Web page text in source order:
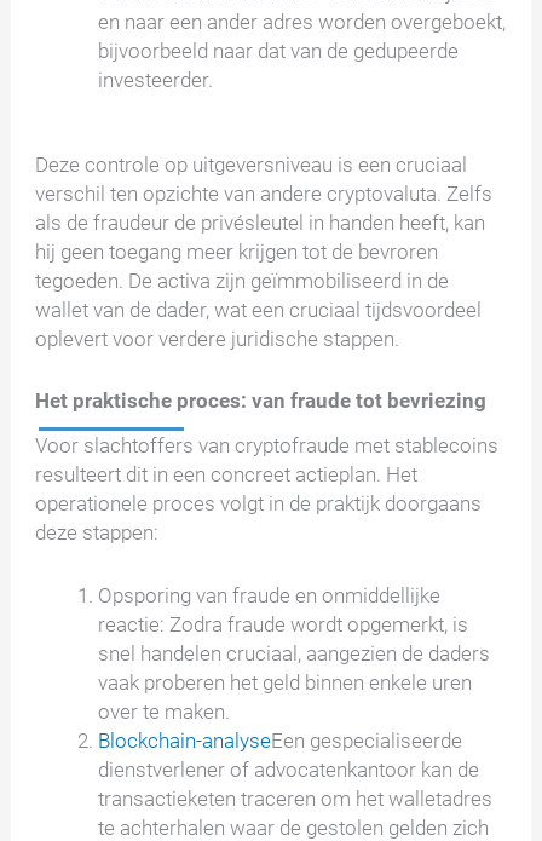
en naar een ander adres worden overgeboekt,
bijvoorbeeld naar dat van de gedupeerde
investeerder.
Deze controle op uitgeversniveau is een cruciaal
verschil ten opzichte van andere cryptovaluta. Zelfs
als de fraudeur de privésleutel in handen heeft, kan
hij geen toegang meer krijgen tot de bevroren
tegoeden. De activa zijn geïmmobiliseerd in de
wallet van de dader, wat een cruciaal tijdsvoordeel
oplevert voor verdere juridische stappen.
Het praktische proces: van fraude tot bevriezing
Voor slachtoffers van cryptofraude met stablecoins
resulteert dit in een concreet actieplan. Het
operationele proces volgt in de praktijk doorgaans
deze stappen:
Opsporing van fraude en onmiddellijke
reactie: Zodra fraude wordt opgemerkt, is
snel handelen cruciaal, aangezien de daders
vaak proberen het geld binnen enkele uren
over te maken.
Blockchain-analyseEen gespecialiseerde
dienstverlener of advocatenkantoor kan de
transactieketen traceren om het walletadres
te achterhalen waar de gestolen gelden zich